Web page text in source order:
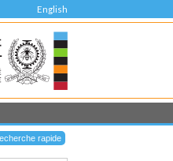
English